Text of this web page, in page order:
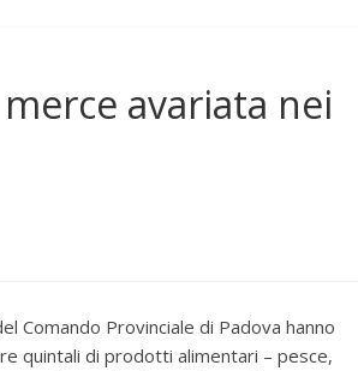
avariata nei
Comando Provinciale di Padova hanno
quintali di prodotti alimentari – pesce,